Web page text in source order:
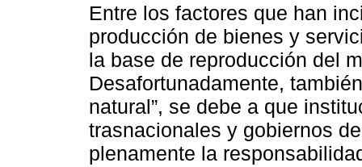
Entre los factores que han
producción de bienes y
la base de reproducción del
Desafortunadamente,
natural”, se debe a que
trasnacionales y gobiernos
plenamente la